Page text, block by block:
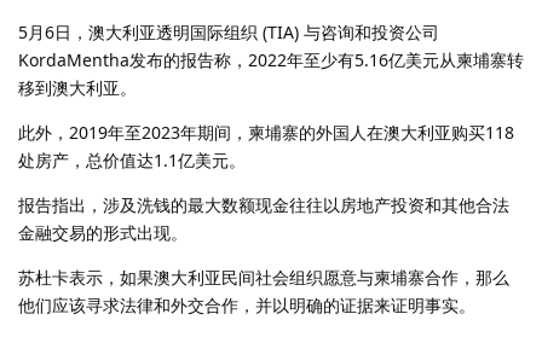
5月6日，澳大利亚透明国际组织 (TIA) 与咨询和投资公司
KordaMentha发布的报告称，2022年至少有5.16亿美元从柬埔寨转
移到澳大利亚。
此外，2019年至2023年期间，柬埔寨的外国人在澳大利亚购买118
处房产，总价值达1.1亿美元。
报告指出，涉及洗钱的最大数额现金往往以房地产投资和其他合法
金融交易的形式出现。
苏杜卡表示，如果澳大利亚民间社会组织愿意与柬埔寨合作，那么
他们应该寻求法律和外交合作，并以明确的证据来证明事实。